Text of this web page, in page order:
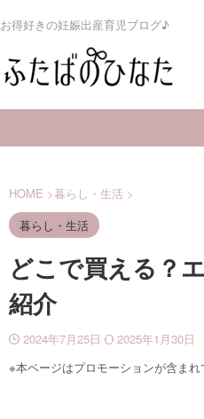
お得好きの妊娠出産育児ブログ♪
HOME >暮らし・生活 >
暮らし・生活
どこで買える？
紹介
2024年7月25日
2025年1月30日
※本ページはプロモーションが含まれ